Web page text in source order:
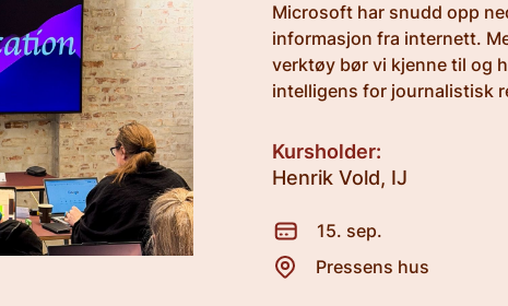
Microsoft har snudd opp
informasjon fra internett.
verktøy bør vi kjenne til og
intelligens for journalistisk
Kursholder:
Henrik Vold, IJ
15. sep.
Pressens hus